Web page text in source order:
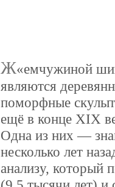
Ж емчужиной
являются
поморфные
ещё в конце XIX
Одна из них —
несколько лет
анализу, который